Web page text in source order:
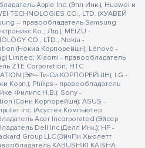
Apple Inc. (Эпл Инк.); Huawei и
TECHNOLOGIES CO., LTD. (ХУАВЕЙ
– правообладатель Samsung
Ко., Лтд.); MEIZU -
CO., LTD.; Nokia -
(Нокиа Корпорейшн); Lenovo -
Limited; Xiaomi - правообладатель
ZTE Corporation; HTC -
(Эйч-Ти-Си КОРПОРЕЙШН); LG -
Корп.); Philips - правообладатель
Филипс Н.В.); Sony -
(Сони Корпорейшн); ASUS -
Inc. (Асустек Компьютер
Acer Incorporated (Эйсер
Dell Inc.(Делл Инк.); HP -
Group LLC (ЭйчПи Хьюлетт
KABUSHIKI KAISHA